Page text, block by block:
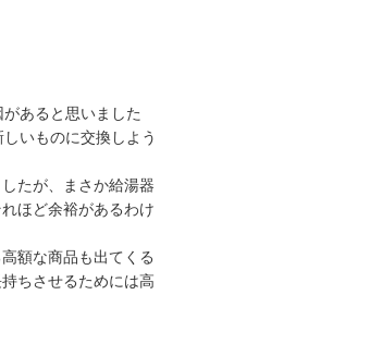
あると思いました
いものに交換しよう
たが、まさか給湯器
ほど余裕があるわけ
額な商品も出てくる
ちさせるためには高